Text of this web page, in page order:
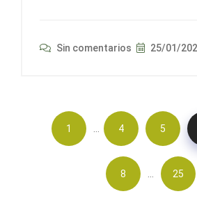
Sin comentarios 25/01/
1 … 4 5
8 … 25